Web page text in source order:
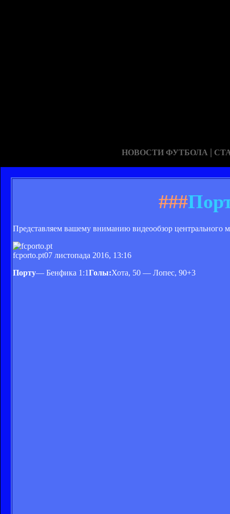
НОВОСТИ ФУТБОЛА |
###
Представляем вашему вниманию видеообзор центрального
fcporto.pt07 листопада 2016, 13:16
Порту— Бенфика 1:1Голы:Хота, 50 — Лопес, 90+3